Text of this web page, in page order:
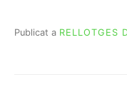
Publicat a RELLOTGES